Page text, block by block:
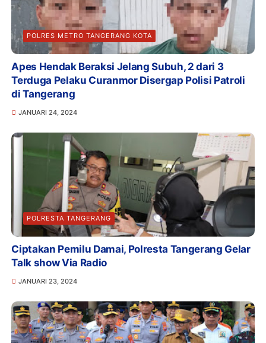
POLRES METRO TANGERANG KOTA
Apes Hendak Beraksi Jelang Subuh, 2 dari 3
Terduga Pelaku Curanmor Disergap Polisi Patroli
di Tangerang
JANUARI 24, 2024
POLRESTA TANGERANG
Ciptakan Pemilu Damai, Polresta Tangerang Gelar
Talk show Via Radio
JANUARI 23, 2024